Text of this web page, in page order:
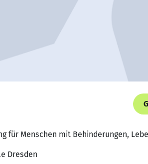
Menschen mit Behinderungen,
Dresden